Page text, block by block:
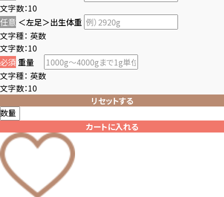
文字数：10
任意 ＜左足＞出生体重
文字種： 英数
文字数：10
必須 重量
文字種： 英数
文字数：10
リセットする
数量
カートに入れる